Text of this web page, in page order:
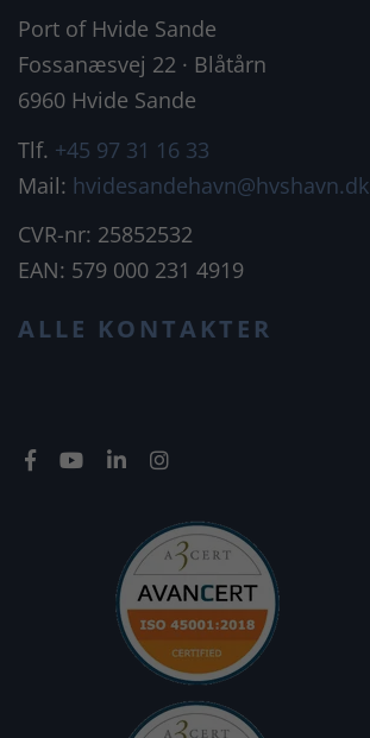
Port of Hvide Sande
Fossanæsvej 22 · Blåtårn
6960 Hvide Sande
Tlf. +45 97 31 16 33
Mail: hvidesandehavn@hvshavn.dk
CVR-nr: 25852532
EAN: 579 000 231 4919
ALLE KONTAKTER